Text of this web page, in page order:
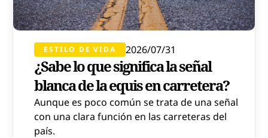
ESTILO DE VIDA 2026/07/31
¿Sabe lo que significa la señal
blanca de la equis en carretera?
Aunque es poco común se trata de una señal
con una clara función en las carreteras del
país.